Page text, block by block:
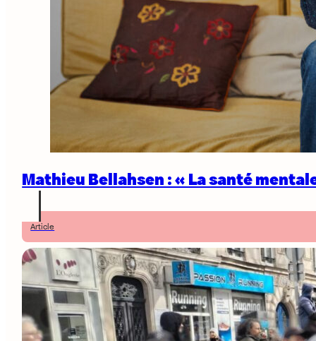
Mathieu Bellahsen : « La santé
Article